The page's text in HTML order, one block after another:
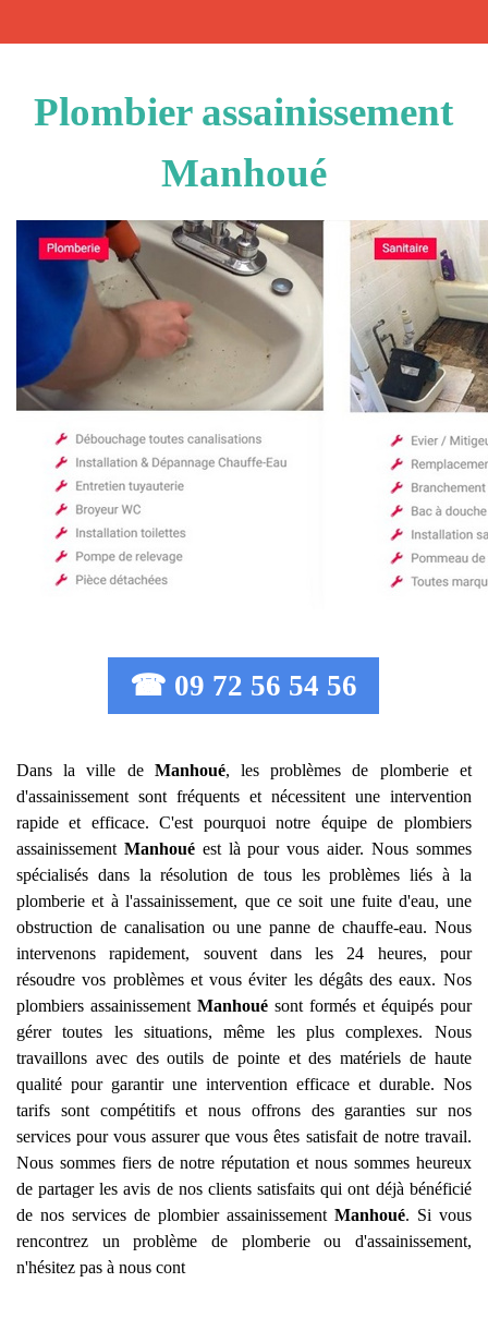
Plombier assainissement
Manhoué
☎ 09 72 56 54 56
Dans la ville de Manhoué, les problèmes de plomberie et
d'assainissement sont fréquents et nécessitent une intervention
rapide et efficace. C'est pourquoi notre équipe de plombiers
assainissement Manhouéest là pour vous aider. Nous sommes
spécialisés dans la résolution de tous les problèmes liés à la
plomberie et à l'assainissement, que ce soit une fuite d'eau, une
obstruction de canalisation ou une panne de chauffe-eau. Nous
intervenons rapidement, souvent dans les 24 heures, pour
résoudre vos problèmes et vous éviter les dégâts des eaux. Nos
plombiers assainissement Manhouésont formés et équipés pour
gérer toutes les situations, même les plus complexes. Nous
travaillons avec des outils de pointe et des matériels de haute
qualité pour garantir une intervention efficace et durable. Nos
tarifs sont compétitifs et nous offrons des garanties sur nos
services pour vous assurer que vous êtes satisfait de notre travail.
Nous sommes fiers de notre réputation et nous sommes heureux
de partager les avis de nos clients satisfaits qui ont déjà bénéficié
de nos services de plombier assainissement Manhoué. Si vous
rencontrez un problème de plomberie ou d'assainissement,
n'hésitez pas à nous cont